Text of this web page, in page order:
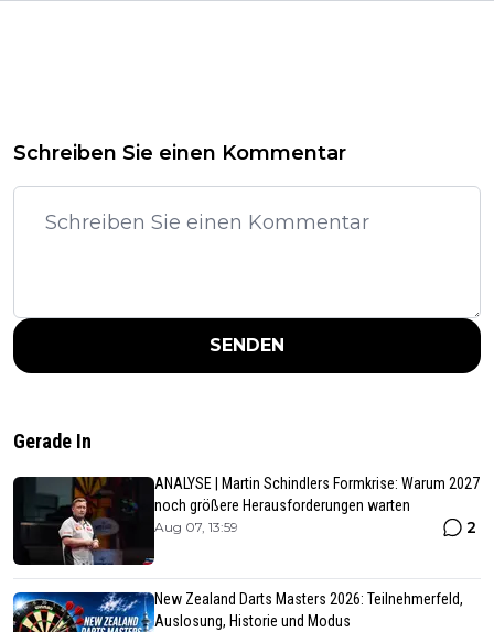
Schreiben Sie einen Kommentar
SENDEN
Gerade In
ANALYSE | Martin Schindlers Formkrise: Warum 2027
noch größere Herausforderungen warten
Aug 07, 13:59 2
New Zealand Darts Masters 2026: Teilnehmerfeld,
Auslosung, Historie und Modus